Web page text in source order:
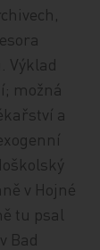
Výklad
možná
a
v Hojné
tu psal
Bad